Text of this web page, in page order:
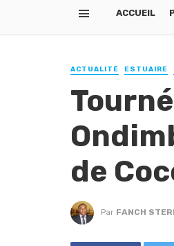
ACCUEIL
ACTUALITÉ ESTUAIRE
de
Par FANCH